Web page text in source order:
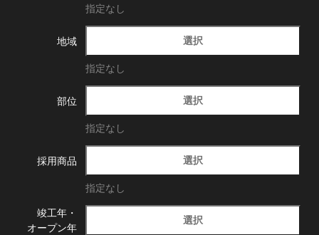
指定なし
地域 選択
指定なし
部位 選択
指定なし
採用商品 選択
指定なし
竣工年・
オープン年
選択